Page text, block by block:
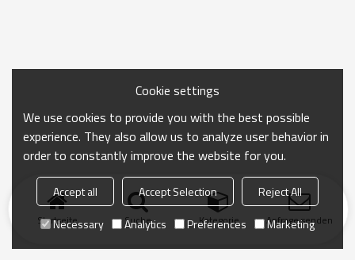
Startseite Suche Kategorie Anfrage senden
Cookie settings
We use cookies to provide you with the best possible
experience. They also allow us to analyze user behavior in
order to constantly improve the website for you.
Accept all Accept Selection
Reject All
Necessary
Analytics Preferences Marketing